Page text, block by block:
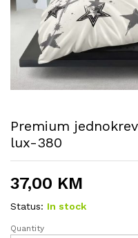
Premium
lux-380
37,00 KM
Status: In stock
Premium
Quantity